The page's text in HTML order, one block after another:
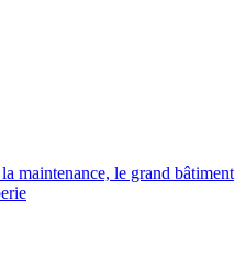
maintenance, le grand bâtiment